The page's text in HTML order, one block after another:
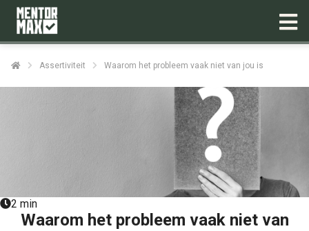
Assertiviteit Waarom het probleem vaak niet van jou is
2 min
Waarom het probleem vaak niet van